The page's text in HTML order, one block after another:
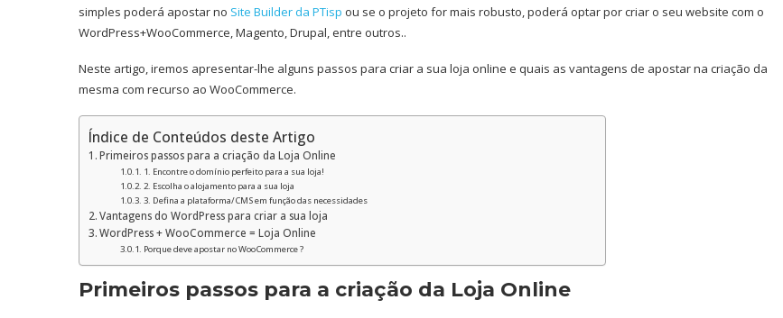
simples poderá apostar no Site Builder da PTisp ou se o projeto for mais robusto, poderá optar por criar o seu website com o
WordPress+WooCommerce, Magento, Drupal, entre outros..
Neste artigo, iremos apresentar-lhe alguns passos para criar a sua loja online e quais as vantagens de apostar na criação da
mesma com recurso ao WooCommerce.
Índice de Conteúdos deste Artigo
Primeiros passos para a criação da Loja Online
1. Encontre o domínio perfeito para a sua loja!
2. Escolha o alojamento para a sua loja
3. Defina a plataforma/CMS em função das necessidades
Vantagens do WordPress para criar a sua loja
WordPress + WooCommerce = Loja Online
Porque deve apostar no WooCommerce ?
Primeiros passos para a criação da Loja Online